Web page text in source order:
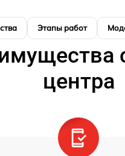
Этапы работ
центра